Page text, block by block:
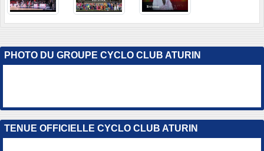
PHOTO DU GROUPE CYCLO CLUB ATURIN
TENUE OFFICIELLE CYCLO CLUB ATURIN